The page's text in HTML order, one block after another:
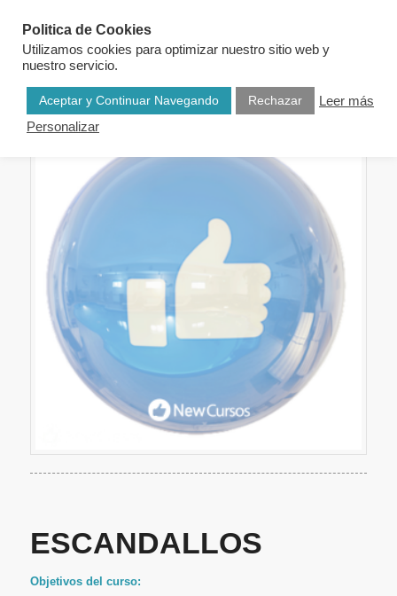
ESCANDALLOS
Objetivos del curso:
Politica de Cookies
Utilizamos cookies para optimizar nuestro sitio web y
nuestro servicio.
Aceptar y Continuar Navegando Rechazar
Leer más
Personalizar